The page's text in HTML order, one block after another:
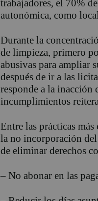
trabajadores, el 70%
autonómica, como
Durante la
de limpieza, primero
abusivas para ampliar
después de ir a las
responde a la inacción
incumplimientos
Entre las prácticas
la no incorporación
de eliminar derechos
– No abonar en las